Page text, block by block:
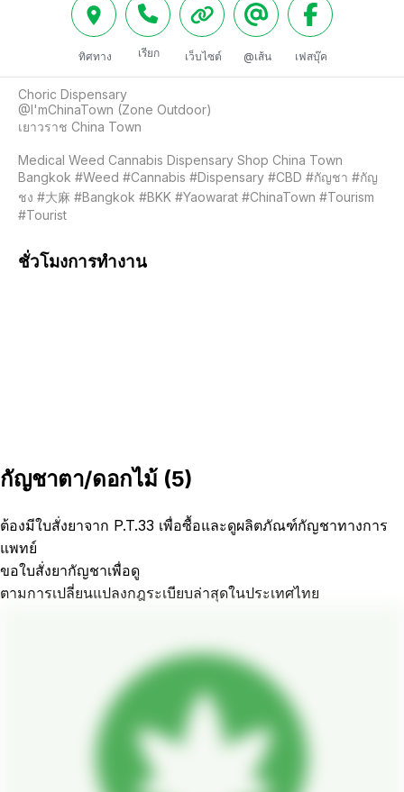
ทิศทาง เรียก เว็บไซต์ @เส้น เฟสบุ๊ค
Choric Dispensary
@I'mChinaTown (Zone Outdoor)
เยาวราช China Town
Medical Weed Cannabis Dispensary Shop China Town
Bangkok #Weed #Cannabis #Dispensary #CBD #กัญชา #กัญ
ชง #大麻 #Bangkok #BKK #Yaowarat #ChinaTown #Tourism
#Tourist
ชั่วโมงการทำงาน
กัญชาตา/ดอกไม้ (5)
ต้องมีใบสั่งยาจาก P.T.33 เพื่อซื้อและดูผลิตภัณฑ์กัญชาทางการ
แพทย์
ขอใบสั่งยากัญชาเพื่อดู
ตามการเปลี่ยนแปลงกฎระเบียบล่าสุดในประเทศไทย